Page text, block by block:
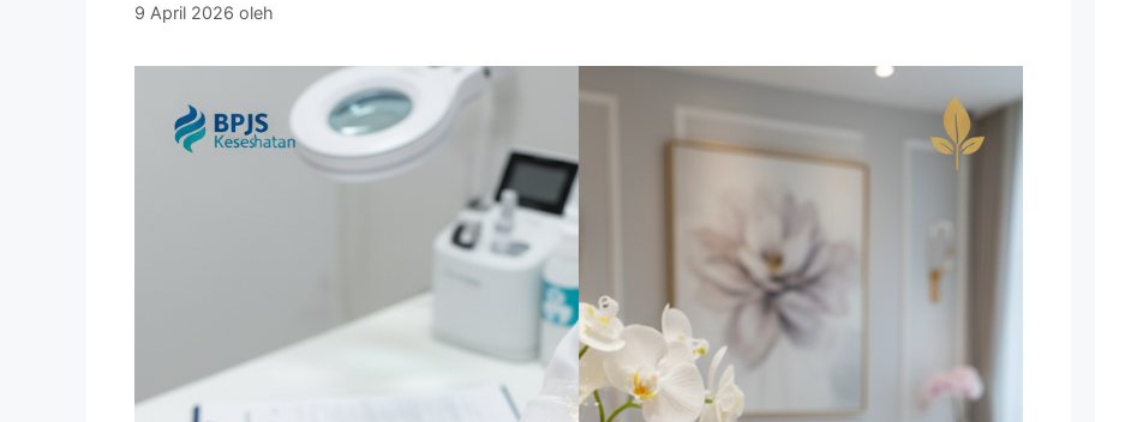
9 April 2026 oleh